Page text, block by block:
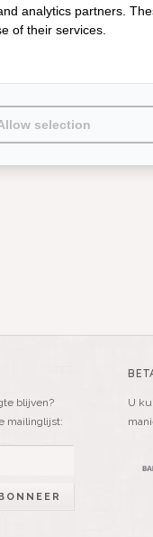
blijven?
mailinglijst:
U
analytics partners.
of their services.
selection